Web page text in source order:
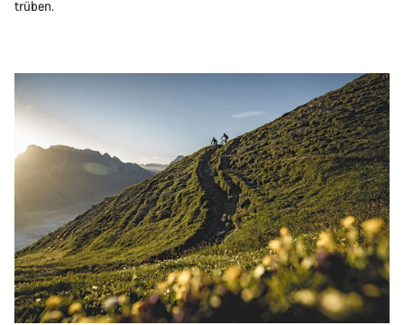
trüben.